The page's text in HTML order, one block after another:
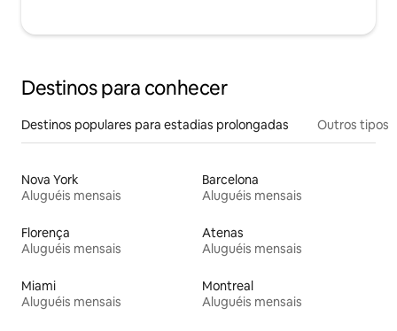
Destinos para conhecer
Destinos populares para estadias prolongadas Outros tipos
Nova York
Aluguéis mensais
Barcelona
Aluguéis mensais
Florença
Aluguéis mensais
Atenas
Aluguéis mensais
Miami
Aluguéis mensais
Montreal
Aluguéis mensais